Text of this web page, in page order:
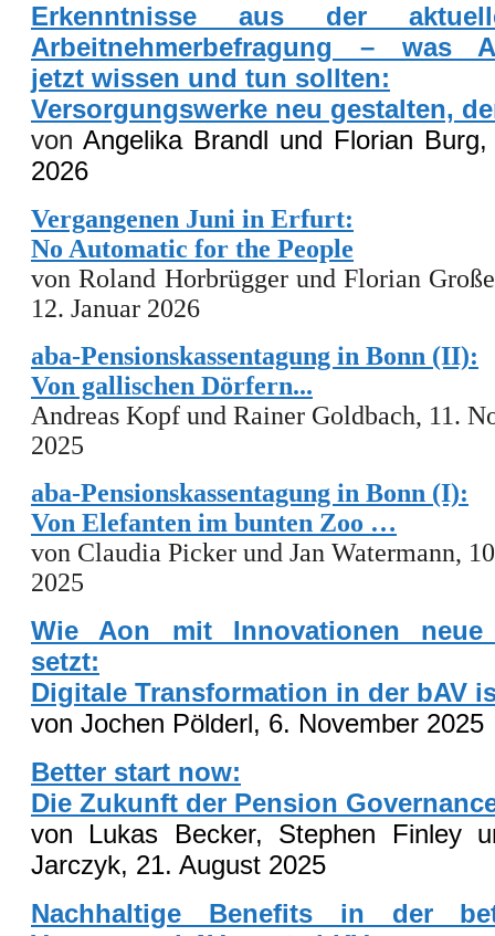
Erkenntnisse aus der
Arbeitnehmerbefragung – was
jetzt wissen und tun sollten:
Versorgungswerke neu gestalten,
vonAngelika Brandl und Florian
2026
Vergangenen Juni in Erfurt:
No Automatic for the People
von Roland Horbrügger und Florian
12. Januar 2026
aba-Pensionskassentagung in Bonn (II):
Von gallischen Dörfern...
Andreas Kopf und Rainer Goldbach, 11.
2025
aba-Pensionskassentagung in Bonn (I):
Von Elefanten im bunten Zoo …
von Claudia Picker und Jan Watermann,
2025
Wie Aon mit Innovationen neue
setzt:
Digitale Transformation in der bAV
von Jochen Pölderl, 6. November 2025
Better start now:
Die Zukunft der Pension
von Lukas Becker, Stephen Finley
Jarczyk, 21. August 2025
Nachhaltige Benefits in der